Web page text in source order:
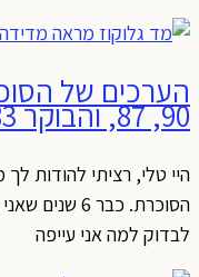
90, 87, והבוקר 83!!!
היי טלי, רציתי להודות
הסוכרת. כבר
לבדוק למה אני עייפה